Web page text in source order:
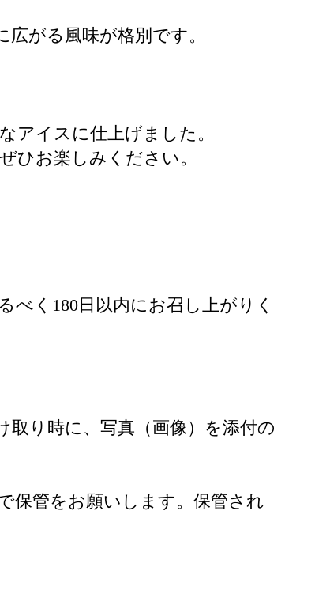
がる風味が格別です。
なアイスに仕上げました。
ひお楽しみください。
く180日以内にお召し上がりく
り時に、写真（画像）を添付の
保管をお願いします。保管され